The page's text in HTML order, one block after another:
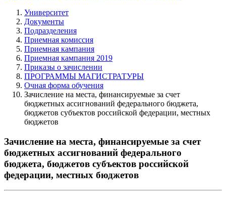
Университет
Документы
Подразделения
Приемная комиссия
Приемная кампания
Приемная кампания 2019
Приказы о зачислении
ПРОГРАММЫ МАГИСТРАТУРЫ
Очная форма обучения
Зачисление на места, финансируемые за счет
бюджетных ассигнований федерального бюджета,
бюджетов субъектов российской федерации, местных
бюджетов
Зачисление на места, финансируемые за счет
бюджетных ассигнований федерального
бюджета, бюджетов субъектов российской
федерации, местных бюджетов